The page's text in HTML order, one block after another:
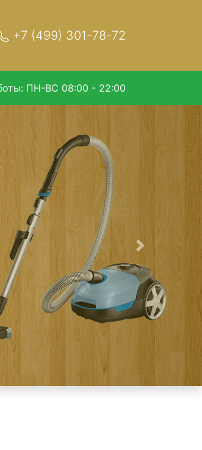
+7 (499) 301-78-72
ПН-ВС 08:00 - 22:00
Следующая